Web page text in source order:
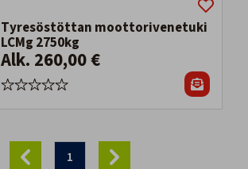
Tyresöstöttan moottorivenetuki
LCMg 2750kg
Alk. 260,00 €
1